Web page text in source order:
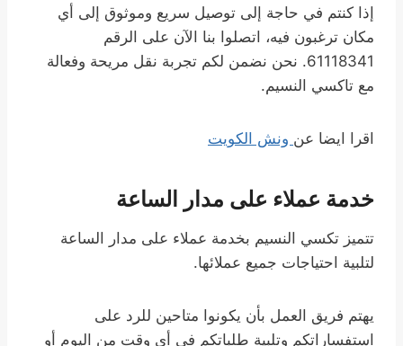
إذا كنتم في حاجة إلى توصيل سريع وموثوق إلى أي
مكان ترغبون فيه، اتصلوا بنا الآن على الرقم
61118341. نحن نضمن لكم تجربة نقل مريحة وفعالة
مع تاكسي النسيم.
اقرا ايضا عن ونش الكويت
خدمة عملاء على مدار الساعة
تتميز تكسي النسيم بخدمة عملاء على مدار الساعة
لتلبية احتياجات جميع عملائها.
يهتم فريق العمل بأن يكونوا متاحين للرد على
استفساراتكم وتلبية طلباتكم في أي وقت من اليوم أو